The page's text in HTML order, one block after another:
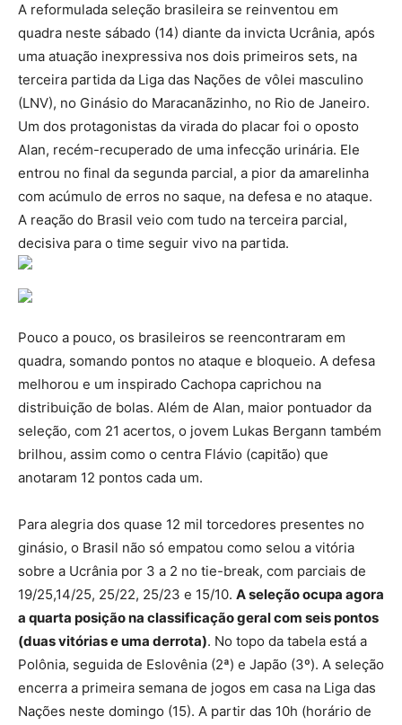
A reformulada seleção brasileira se reinventou em
quadra neste sábado (14) diante da invicta Ucrânia, após
uma atuação inexpressiva nos dois primeiros sets, na
terceira partida da Liga das Nações de vôlei masculino
(LNV), no Ginásio do Maracanãzinho, no Rio de Janeiro.
Um dos protagonistas da virada do placar foi o oposto
Alan, recém-recuperado de uma infecção urinária. Ele
entrou no final da segunda parcial, a pior da amarelinha
com acúmulo de erros no saque, na defesa e no ataque.
A reação do Brasil veio com tudo na terceira parcial,
decisiva para o time seguir vivo na partida.
Pouco a pouco, os brasileiros se reencontraram em
quadra, somando pontos no ataque e bloqueio. A defesa
melhorou e um inspirado Cachopa caprichou na
distribuição de bolas. Além de Alan, maior pontuador da
seleção, com 21 acertos, o jovem Lukas Bergann também
brilhou, assim como o centra Flávio (capitão) que
anotaram 12 pontos cada um.
Para alegria dos quase 12 mil torcedores presentes no
ginásio, o Brasil não só empatou como selou a vitória
sobre a Ucrânia por 3 a 2 no tie-break, com parciais de
19/25,14/25, 25/22, 25/23 e 15/10. A seleção ocupa agora
a quarta posição na classificação geral com seis pontos
(duas vitórias e uma derrota). No topo da tabela está a
Polônia, seguida de Eslovênia (2ª) e Japão (3º). A seleção
encerra a primeira semana de jogos em casa na Liga das
Nações neste domingo (15). A partir das 10h (horário de